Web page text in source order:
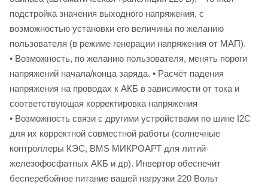
подстройка значения выходного напряжения, с
возможностью установки его величины по желанию
пользователя (в режиме генерации напряжения от МАП).
• Возможность, по желанию пользователя, менять пороги
напряжений начала/конца заряда. • Расчёт падения
напряжения на проводах к АКБ в зависимости от тока и
соответствующая корректировка напряжения
• Возможность связи с другими устройствами по шине I2C
для их корректной совместной работы (солнечные
контроллеры КЭС, BMS МИКРОАРТ для литий-
железофосфатных АКБ и др). Инвертор обеспечит
бесперебойное питание вашей нагрузки 220 Вольт